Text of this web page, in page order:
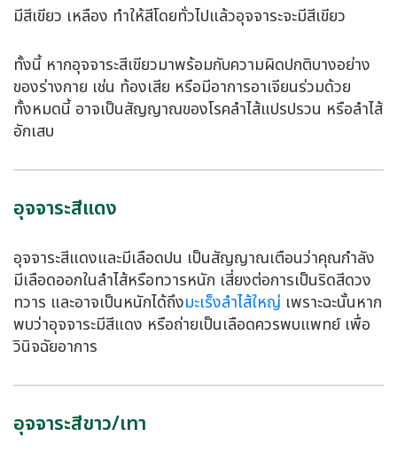
มีสีเขียว เหลือง ทำให้สีโดยทั่วไปแล้วอุจจาระจะมีสีเขียว
ทั้งนี้ หากอุจจาระสีเขียวมาพร้อมกับความผิดปกติบางอย่าง
ของร่างกาย เช่น ท้องเสีย หรือมีอาการอาเจียนร่วมด้วย
ทั้งหมดนี้ อาจเป็นสัญญาณของโรคลำไส้แปรปรวน หรือลำไส้
อักเสบ
อุจจาระสีแดง
อุจจาระสีแดงและมีเลือดปน เป็นสัญญาณเตือนว่าคุณกำลัง
มีเลือดออกในลำไส้หรือทวารหนัก เสี่ยงต่อการเป็นริดสีดวง
ทวาร และอาจเป็นหนักได้ถึงมะเร็งลำไส้ใหญ่ เพราะฉะนั้นหาก
พบว่าอุจจาระมีสีแดง หรือถ่ายเป็นเลือดควรพบแพทย์ เพื่อ
วินิจฉัยอาการ
อุจจาระสีขาว/เทา